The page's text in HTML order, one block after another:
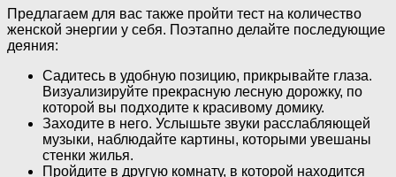
Предлагаем для вас также пройти тест на количество
женской энергии у себя. Поэтапно делайте последующие
деяния:
Садитесь в удобную позицию, прикрывайте глаза.
Визуализируйте прекрасную лесную дорожку, по
которой вы подходите к красивому домику.
Заходите в него. Услышьте звуки расслабляющей
музыки, наблюдайте картины, которыми увешаны
стенки жилья.
Пройдите в другую комнату, в которой находится